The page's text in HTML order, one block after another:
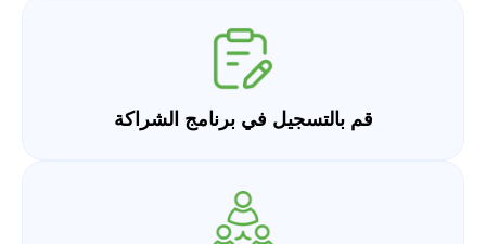
قم بالتسجيل في برنامج الشراكة